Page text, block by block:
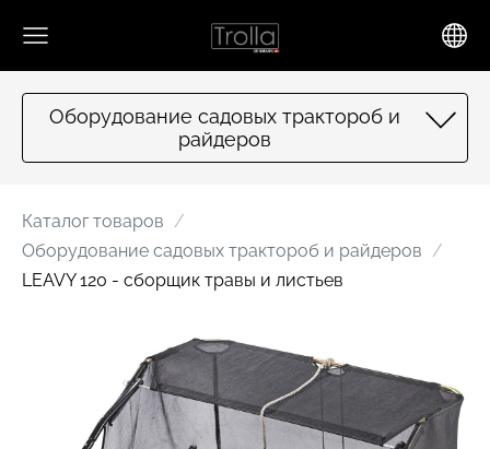
Оборудование садовых трактороб и
райдеров
Каталог товаров
Оборудование садовых трактороб и райдеров
LEAVY 120 - сборщик травы и листьев